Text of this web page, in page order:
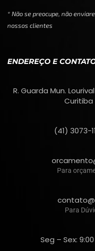
* Não se preocupe, não
nossos clientes
ENDEREÇO E
R. Guarda Mun.
Curitiba
(41) 3073-
Para
Para
Seg – Sex: